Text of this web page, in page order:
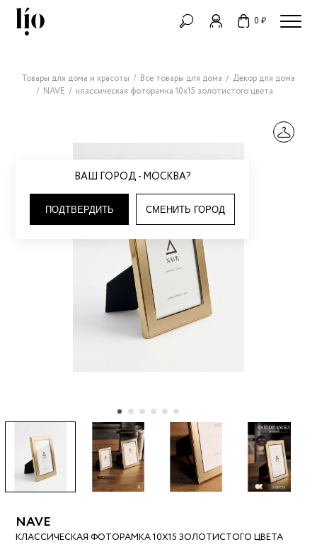
0 ₽
ВАШ ГОРОД - МОСКВА?
ПОДТВЕРДИТЬ СМЕНИТЬ ГОРОД
Товары для дома и красоты Все товары для дома
Декор для дома
NAVE
классическая фоторамка 10х15 золотистого цвета
NAVE
КЛАССИЧЕСКАЯ ФОТОРАМКА 10Х15 ЗОЛОТИСТОГО ЦВЕТА